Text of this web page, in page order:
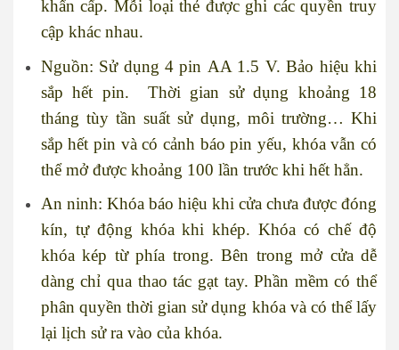
khẩn cấp. Mỗi loại thẻ được ghi các quyền truy
cập khác nhau.
Nguồn: Sử dụng 4 pin AA 1.5 V. Bảo hiệu khi
sắp hết pin. Thời gian sử dụng khoảng 18
tháng tùy tần suất sử dụng, môi trường… Khi
sắp hết pin và có cảnh báo pin yếu, khóa vẫn có
thể mở được khoảng 100 lần trước khi hết hẳn.
An ninh: Khóa báo hiệu khi cửa chưa được đóng
kín, tự động khóa khi khép. Khóa có chế độ
khóa kép từ phía trong. Bên trong mở cửa dễ
dàng chỉ qua thao tác gạt tay. Phần mềm có thể
phân quyền thời gian sử dụng khóa và có thể lấy
lại lịch sử ra vào của khóa.